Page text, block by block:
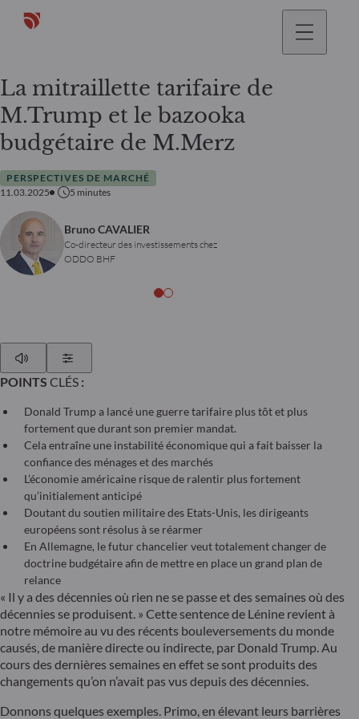
La mitraillette tarifaire de
M.Trump et le bazooka
budgétaire de M.Merz
PERSPECTIVES DE MARCHÉ
11.03.2025
5 minutes
Bruno CAVALIER
Co-directeur des investissements chez
ODDO BHF
POINTS CLÉS :
Donald Trump a lancé une guerre tarifaire plus tôt et plus
fortement que durant son premier mandat.
Cela entraîne une instabilité économique qui a fait baisser la
confiance des ménages et des marchés
L’économie américaine risque de ralentir plus fortement
qu’initialement anticipé
Doutant du soutien militaire des Etats-Unis, les dirigeants
européens sont résolus à se réarmer
En Allemagne, le futur chancelier veut totalement changer de
doctrine budgétaire afin de mettre en place un grand plan de
relance
« Il y a des décennies où rien ne se passe et des semaines où des
décennies se produisent. » Cette sentence de Lénine revient à
notre mémoire au vu des récents bouleversements du monde
causés, de manière directe ou indirecte, par Donald Trump. Au
cours des dernières semaines en effet se sont produits des
changements qu’on n’avait pas vus depuis des décennies.
Donnons quelques exemples. Primo, en élevant leurs barrières